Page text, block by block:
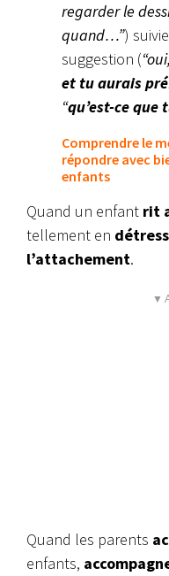
regarder le
quand…”)
suggestion (
et tu aurais
“qu’est-ce que
Comprendre le
répondre avec
enfants
Quand un enfant rit
tellement en
l’attachement.
▼
Quand les parents
enfants,